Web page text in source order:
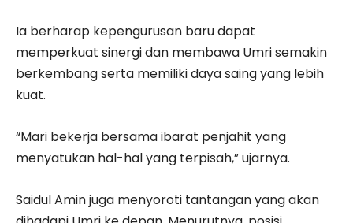
Ia berharap kepengurusan baru dapat
memperkuat sinergi dan membawa Umri semakin
berkembang serta memiliki daya saing yang lebih
kuat.
“Mari bekerja bersama ibarat penjahit yang
menyatukan hal-hal yang terpisah,” ujarnya.
Saidul Amin juga menyoroti tantangan yang akan